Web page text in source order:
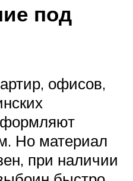
под
офисов,
Но материал
при наличии